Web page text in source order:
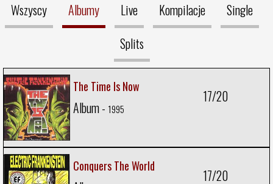
Wszyscy Albumy Live Kompilacje
Single
Splits
The Time Is Now
Album - 1995
17/20
Conquers The World
17/20